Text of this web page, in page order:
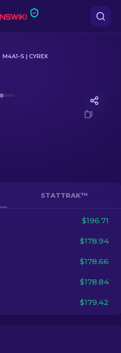
M4A1-S | CYREX
STATTRAK™
$196.71
$178.94
$178.66
$178.84
$179.42